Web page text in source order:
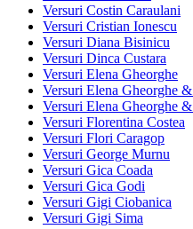
Versuri Costin Caraulani
Versuri Cristian Ionescu
Versuri Diana Bisinicu
Versuri Dinca Custara
Versuri Elena Gheorghe
Versuri Elena Gheorghe
Versuri Elena Gheorghe
Versuri Florentina Costea
Versuri Flori Caragop
Versuri George Murnu
Versuri Gica Coada
Versuri Gica Godi
Versuri Gigi Ciobanica
Versuri Gigi Sima